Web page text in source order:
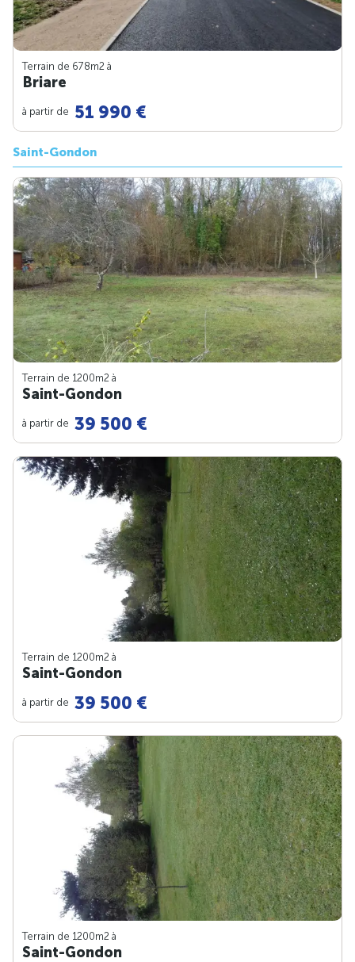
Terrain de 678m2 à
Briare
à partir de 51 990 €
Saint-Gondon
Terrain de 1200m2 à
Saint-Gondon
à partir de 39 500 €
Terrain de 1200m2 à
Saint-Gondon
à partir de 39 500 €
Terrain de 1200m2 à
Saint-Gondon